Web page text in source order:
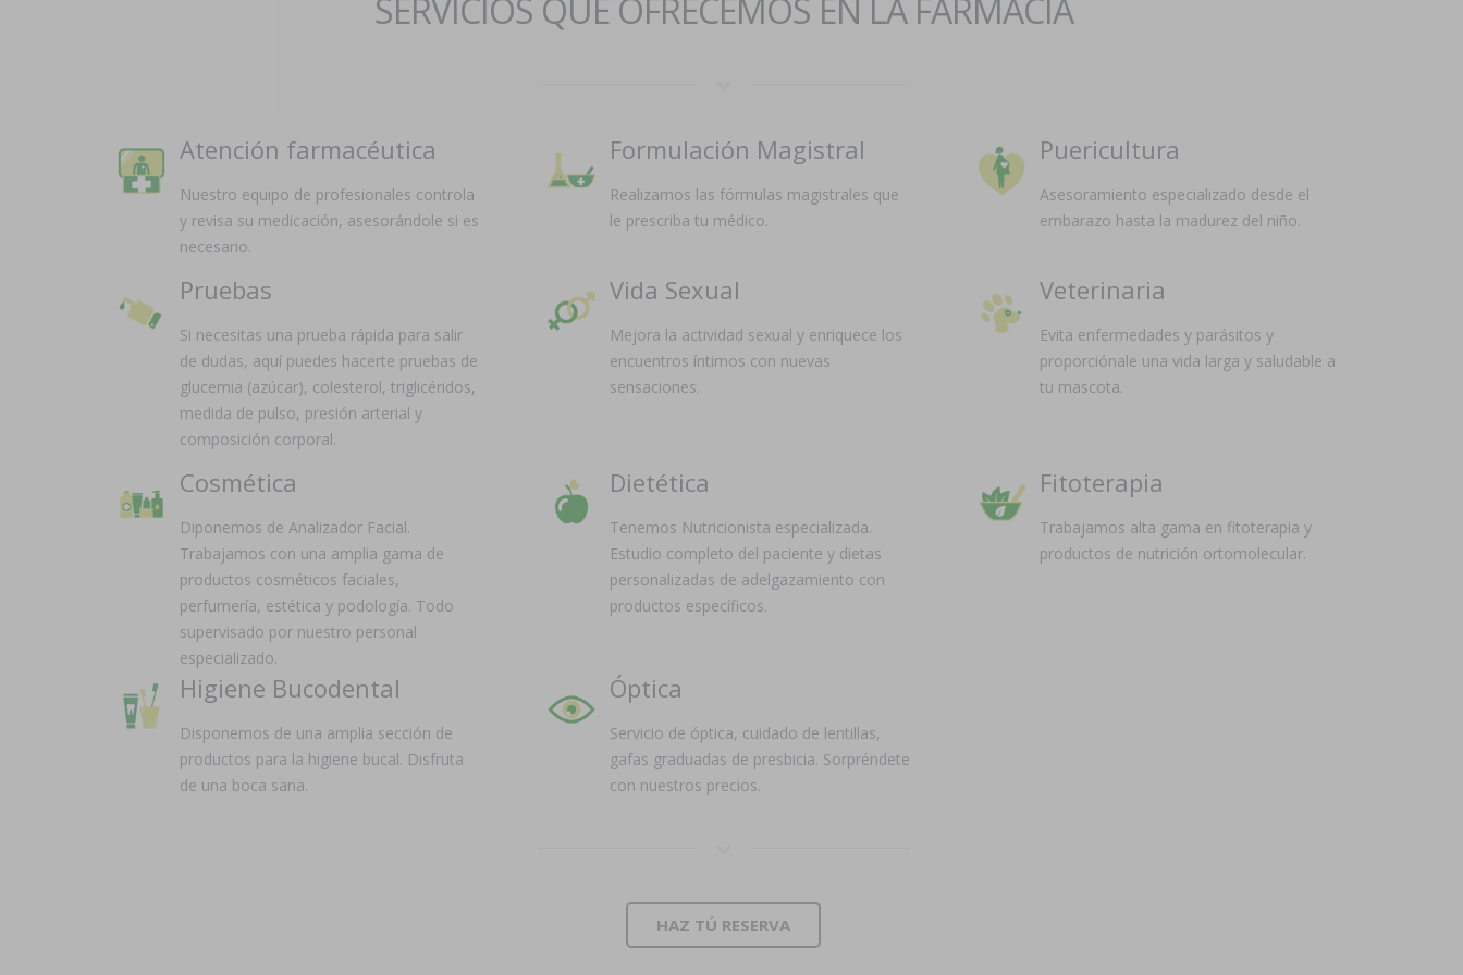
SERVICIOS QUE OFRECEMOS EN LA FARMACIA
Atención farmacéutica
Nuestro equipo de profesionales controla
y revisa su medicación, asesorándole si es
necesario.
Formulación Magistral
Realizamos las fórmulas magistrales que
le prescriba tu médico.
Puericultura
Asesoramiento especializado desde el
embarazo hasta la madurez del niño.
Pruebas
Si necesitas una prueba rápida para salir
de dudas, aquí puedes hacerte pruebas de
glucemia (azúcar), colesterol, triglicéridos,
medida de pulso, presión arterial y
composición corporal.
Vida Sexual
Mejora la actividad sexual y enriquece los
encuentros íntimos con nuevas
sensaciones.
Veterinaria
Evita enfermedades y parásitos y
proporciónale una vida larga y saludable a
tu mascota.
Cosmética
Diponemos de Analizador Facial.
Trabajamos con una amplia gama de
productos cosméticos faciales,
perfumería, estética y podología. Todo
supervisado por nuestro personal
especializado.
Dietética
Tenemos Nutricionista especializada.
Estudio completo del paciente y dietas
personalizadas de adelgazamiento con
productos específicos.
Fitoterapia
Trabajamos alta gama en fitoterapia y
productos de nutrición ortomolecular.
Higiene Bucodental
Disponemos de una amplia sección de
productos para la higiene bucal. Disfruta
de una boca sana.
Óptica
Servicio de óptica, cuidado de lentillas,
gafas graduadas de presbicia. Sorpréndete
con nuestros precios.
HAZ TÚ RESERVA